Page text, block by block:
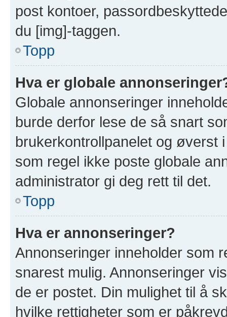
post kontoer,
du [img]-taggen.
Topp
Hva er globale
Globale annonseringer
burde derfor lese de så snart
brukerkontrollpanelet og øverst
som regel ikke poste globale
administrator gi deg rett til det.
Topp
Hva er annonseringer?
Annonseringer inneholder som
snarest mulig. Annonseringer
de er postet. Din mulighet til å
hvilke rettigheter som er